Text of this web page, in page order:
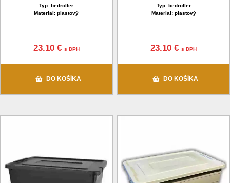
Typ: bedroller
Material: plastový
23.10 € s DPH
DO KOŠÍKA
Typ: bedroller
Material: plastový
23.10 €s DPH
DO KOŠÍKA